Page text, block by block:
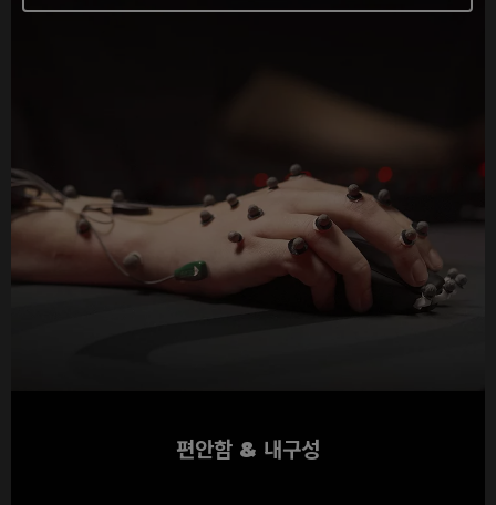
편안함 & 내구성